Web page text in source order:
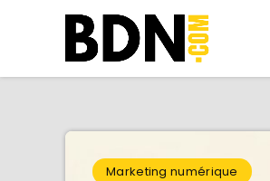
Marketing numérique